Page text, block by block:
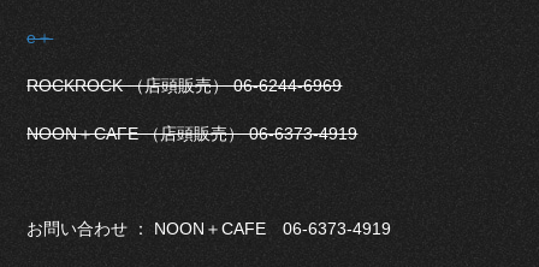
e＋
ROCKROCK （店頭販売） 06-6244-6969
NOON＋CAFE （店頭販売） 06-6373-4919
お問い合わせ ： NOON＋CAFE 06-6373-4919